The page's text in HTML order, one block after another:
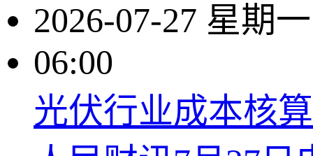
2026-07-27 星期一
06:00
光伏行业成本核